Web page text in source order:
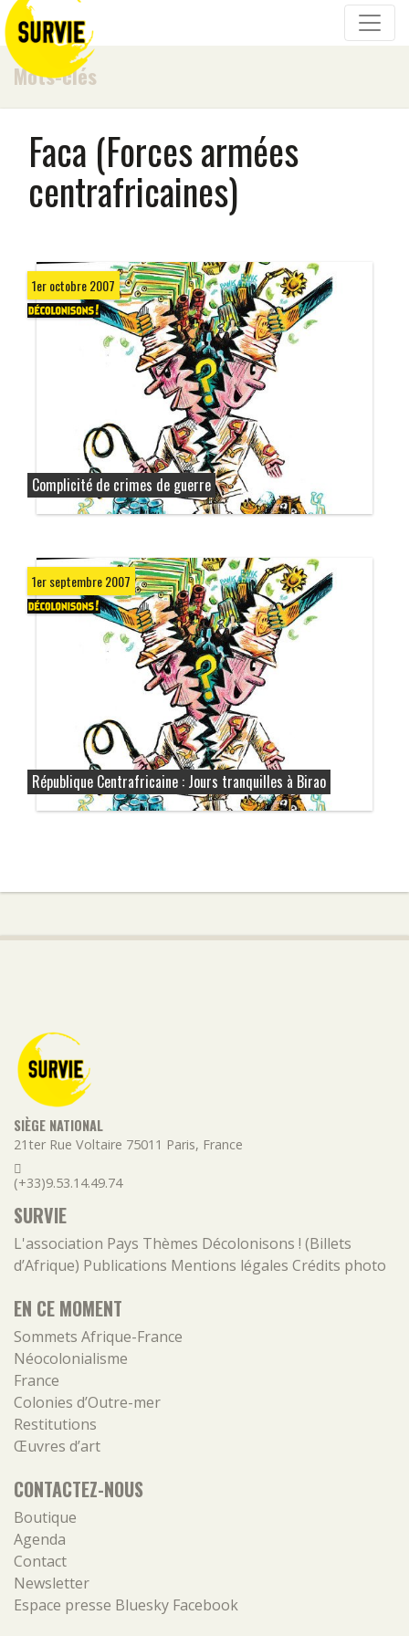
Mots-clés
Faca (Forces armées
centrafricaines)
1er octobre 2007
Complicité de crimes de guerre
1er septembre 2007
République Centrafricaine : Jours tranquilles à Birao
SIÈGE NATIONAL
21ter Rue Voltaire 75011 Paris, France
(+33)9.53.14.49.74
SURVIE
L'association Pays Thèmes Décolonisons ! (Billets
d’Afrique) Publications Mentions légales Crédits photo
EN CE MOMENT
Sommets Afrique-France
Néocolonialisme
France
Colonies d’Outre-mer
Restitutions
Œuvres d’art
CONTACTEZ-NOUS
Boutique
Agenda
Contact
Newsletter
Espace presse Bluesky Facebook